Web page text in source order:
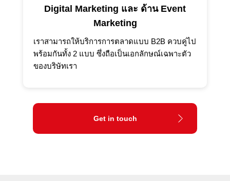
Digital Marketing และ ด้าน Event
Marketing
เราสามารถให้บริการการตลาดแบบ B2B ควบคู่ไป
พร้อมกันทั้ง 2 แบบ ซึ่งถือเป็นเอกลักษณ์เฉพาะตัว
ของบริษัทเรา
Get in touch